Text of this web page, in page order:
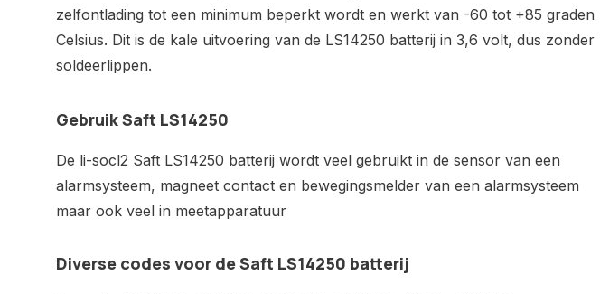
zelfontlading tot een minimum beperkt wordt en werkt van -60 tot +85 graden
Celsius. Dit is de kale uitvoering van de LS14250 batterij in 3,6 volt, dus zonder
soldeerlippen.
Gebruik Saft LS14250
De li-socl2 Saft LS14250 batterij wordt veel gebruikt in de sensor van een
alarmsysteem, magneet contact en bewegingsmelder van een alarmsysteem
maar ook veel in meetapparatuur
Diverse codes voor de Saft LS14250 batterij